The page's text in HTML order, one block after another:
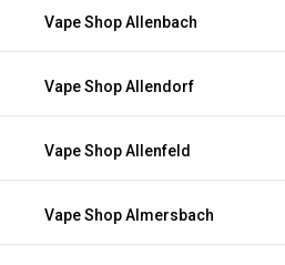
Vape Shop Allenbach
Vape Shop Allendorf
Vape Shop Allenfeld
Vape Shop Almersbach